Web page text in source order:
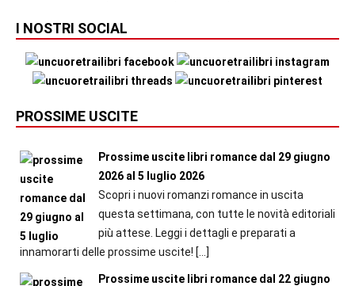
I NOSTRI SOCIAL
PROSSIME USCITE
Prossime uscite libri romance dal 29 giugno
2026 al 5 luglio 2026
Scopri i nuovi romanzi romance in uscita
questa settimana, con tutte le novità editoriali
più attese. Leggi i dettagli e preparati a
innamorarti delle prossime uscite! […]
Prossime uscite libri romance dal 22 giugno